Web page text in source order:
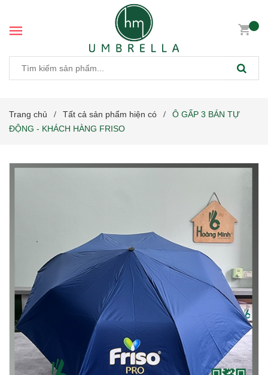
Trang chủ / Tất cả sản phẩm hiện có /
Ô GẤP 3 BÁN TỰ
ĐỘNG - KHÁCH HÀNG FRISO